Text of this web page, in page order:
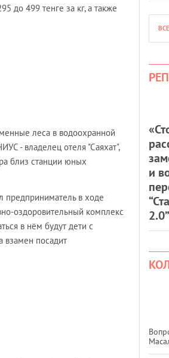
до 499 тенге за кг, а также
леса в водоохранной
- владелец отеля "Саяхат",
близ станции юных
предприниматель в ходе
оздоровительный комплекс
в нём будут дети с
взамен посадит
и